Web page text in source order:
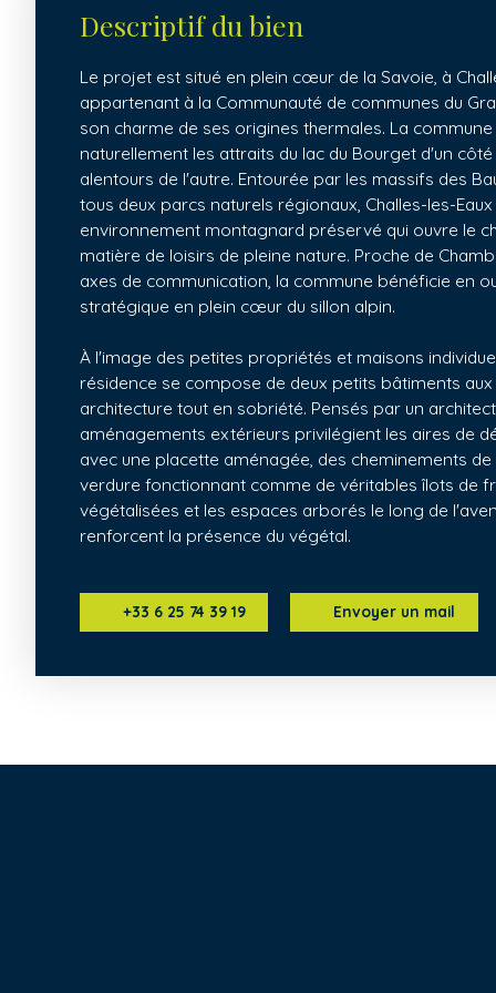
Descriptif du bien
Le projet est situé en plein cœur de la Savoie, à
appartenant à la Communauté de communes du
son charme de ses origines thermales. La
naturellement les attraits du lac du Bourget d'un
alentours de l'autre. Entourée par les massifs des
tous deux parcs naturels régionaux, Challes-les-
environnement montagnard préservé qui ouvre le
matière de loisirs de pleine nature. Proche de
axes de communication, la commune bénéficie en
stratégique en plein cœur du sillon alpin.
À l'image des petites propriétés et maisons
résidence se compose de deux petits bâtiments
architecture tout en sobriété. Pensés par un
aménagements extérieurs privilégient les aires de
avec une placette aménagée, des cheminements
verdure fonctionnant comme de véritables îlots de
végétalisées et les espaces arborés le long de
renforcent la présence du végétal.
+33 6 25 74 39 19 Envoyer un mail